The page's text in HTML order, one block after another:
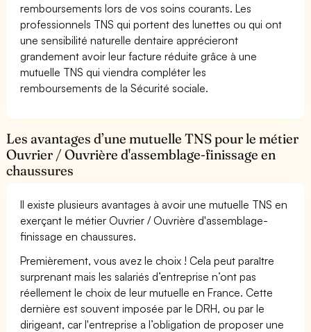
remboursements lors de vos soins courants. Les
professionnels TNS qui portent des lunettes ou qui ont
une sensibilité naturelle dentaire apprécieront
grandement avoir leur facture réduite grâce à une
mutuelle TNS qui viendra compléter les
remboursements de la Sécurité sociale.
Les avantages d’une mutuelle TNS pour le métier
Ouvrier / Ouvrière d'assemblage-finissage en
chaussures
Il existe plusieurs avantages à avoir une mutuelle TNS en
exerçant le métier Ouvrier / Ouvrière d'assemblage-
finissage en chaussures.
Premièrement, vous avez le choix ! Cela peut paraître
surprenant mais les salariés d’entreprise n’ont pas
réellement le choix de leur mutuelle en France. Cette
dernière est souvent imposée par le DRH, ou par le
dirigeant, car l'entreprise a l’obligation de proposer une